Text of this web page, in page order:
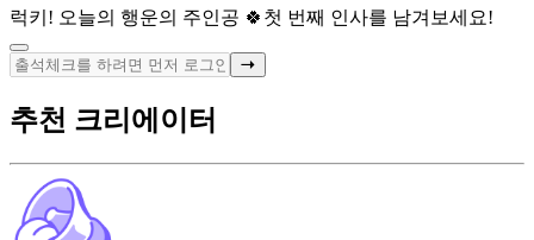
럭키! 오늘의 행운의 주인공 🍀 첫 번째 인사를 남겨보세요!
추천 크리에이터